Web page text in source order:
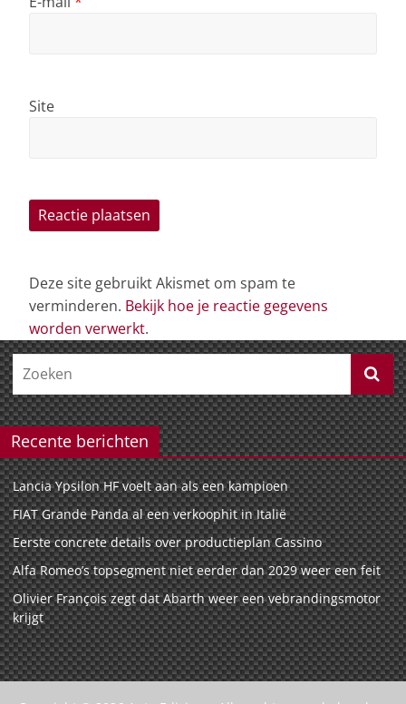
Site
Deze site gebruikt Akismet om spam te
verminderen. Bekijk hoe je reactie gegevens
worden verwerkt.
Recente berichten
Lancia Ypsilon HF voelt aan als een kampioen
FIAT Grande Panda al een verkoophit in Italië
Eerste concrete details over productieplan Cassino
Alfa Romeo’s topsegment niet eerder dan 2029 weer een feit
Olivier François zegt dat Abarth weer een vebrandingsmotor
krijgt